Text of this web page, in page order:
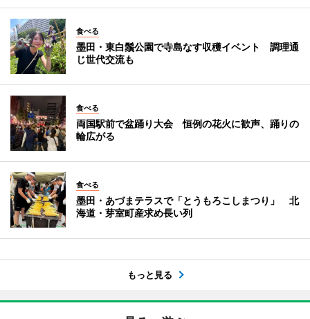
食べる
墨田・東白鬚公園で寺島なす収穫イベント 調理通
じ世代交流も
食べる
両国駅前で盆踊り大会 恒例の花火に歓声、踊りの
輪広がる
食べる
墨田・あづまテラスで「とうもろこしまつり」 北
海道・芽室町産求め長い列
もっと見る